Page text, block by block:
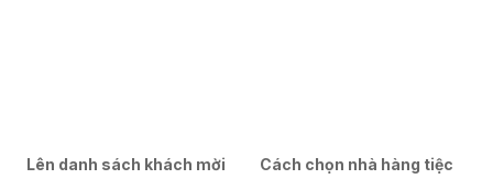
Lên danh sách khách mời
Cách chọn nhà hàng tiệc